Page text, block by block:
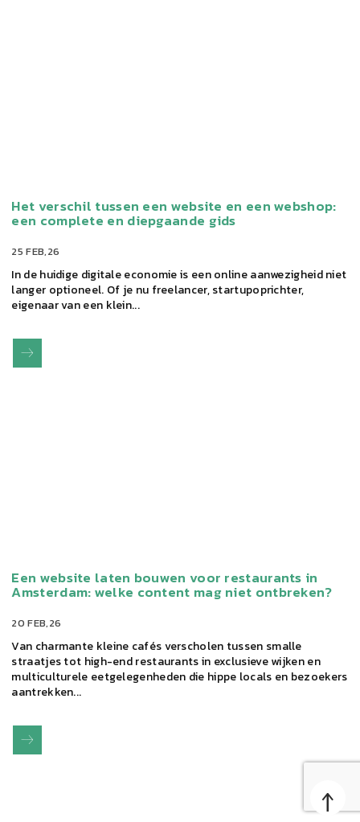
25 FEB,26
In de huidige digitale economie is een online aanwezigheid niet
langer optioneel. Of je nu freelancer, startupoprichter,
eigenaar van een klein...
Het verschil tussen een website en een webshop:
een complete en diepgaande gids
20 FEB,26
Van charmante kleine cafés verscholen tussen smalle
straatjes tot high-end restaurants in exclusieve wijken en
multiculturele eetgelegenheden die hippe locals en bezoekers
aantrekken...
Een website laten bouwen voor restaurants in
Amsterdam: welke content mag niet ontbreken?
↑